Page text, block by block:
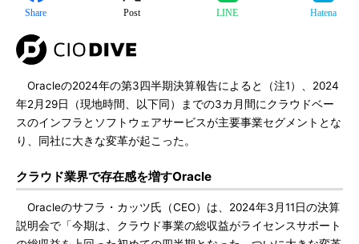
Share Post LINE Hatena
Oracleの2024年の第3四半期決算報告によると（注1）、2024
年2月29日（現地時間、以下同）までの3カ月間にクラウドベー
スのインフラとソフトウェアサービスが主要事業セグメントとな
り、同社に大きな変革が起こった。
クラウド業界で存在感を増すOracle
Oracleのサフラ・カッツ氏（CEO）は、2024年3月11日の決算
説明会で「今期は、クラウド事業の総収益がライセンスサポート